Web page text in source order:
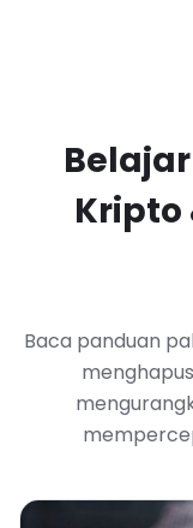
Baca panduan